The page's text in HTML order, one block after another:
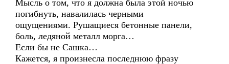
Мысль о том, что я должна была этой ночью
погибнуть, навалилась черными
ощущениями. Рушащиеся бетонные панели,
боль, ледяной металл морга…
Если бы не Сашка…
Кажется, я произнесла последнюю фразу